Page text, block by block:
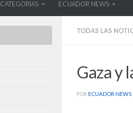
CATEGORIAS ECUADOR NEWS
TODAS LAS
Gaza y
POR ECUADOR NEWS